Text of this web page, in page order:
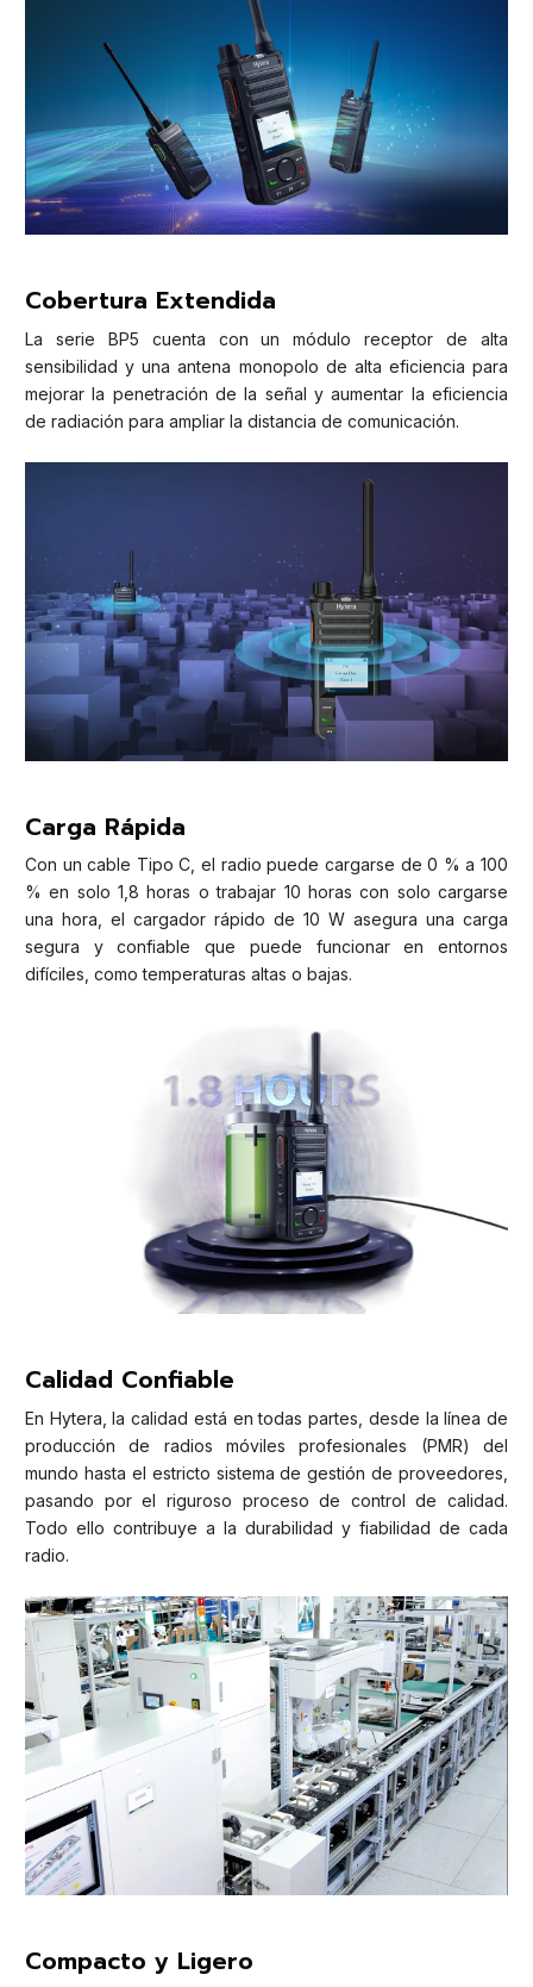
Cobertura Extendida
La serie BP5 cuenta con un módulo receptor de alta
sensibilidad y una antena monopolo de alta eficiencia para
mejorar la penetración de la señal y aumentar la eficiencia
de radiación para ampliar la distancia de comunicación.
Carga Rápida
Con un cable Tipo C, el radio puede cargarse de 0 % a 100
% en solo 1,8 horas o trabajar 10 horas con solo cargarse
una hora, el cargador rápido de 10 W asegura una carga
segura y confiable que puede funcionar en entornos
difíciles, como temperaturas altas o bajas.
Calidad Confiable
En Hytera, la calidad está en todas partes, desde la línea de
producción de radios móviles profesionales (PMR) del
mundo hasta el estricto sistema de gestión de proveedores,
pasando por el riguroso proceso de control de calidad.
Todo ello contribuye a la durabilidad y fiabilidad de cada
radio.
Compacto y Ligero